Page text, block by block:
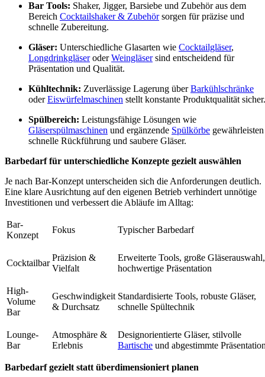
Bar Tools: Shaker, Jigger, Barsiebe und Zubehör aus dem
Bereich Cocktailshaker & Zubehörsorgen für präzise und
schnelle Zubereitung.
Gläser: Unterschiedliche Glasarten wie Cocktailgläser,
LongdrinkgläseroderWeingläsersind entscheidend für
Präsentation und Qualität.
Kühltechnik: Zuverlässige Lagerung überBarkühlschränke
oderEiswürfelmaschinen stellt konstante Produktqualität sicher.
Spülbereich: Leistungsfähige Lösungen wie
Gläserspülmaschinen und ergänzende Spülkörbe gewährleisten
schnelle Rückführung und saubere Gläser.
Barbedarf für unterschiedliche Konzepte gezielt auswählen
Je nach Bar-Konzept unterscheiden sich die Anforderungen deutlich.
Eine klare Ausrichtung auf den eigenen Betrieb verhindert unnötige
Investitionen und verbessert die Abläufe im Alltag:
Bar-
Konzept
Fokus Typischer Barbedarf
Cocktailbar
Präzision &
Vielfalt
Erweiterte Tools, große Gläserauswahl,
hochwertige Präsentation
High-
Volume
Bar
Geschwindigkeit
& Durchsatz
Standardisierte Tools, robuste Gläser,
schnelle Spültechnik
Lounge-
Bar
Atmosphäre &
Erlebnis
Designorientierte Gläser, stilvolle
Bartische und abgestimmte
Barbedarf gezielt statt überdimensioniert planen